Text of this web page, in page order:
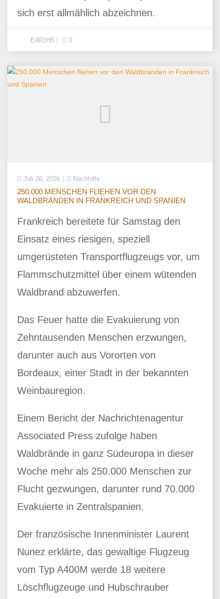
sich erst allmählich abzeichnen.
E4R1H5 0
Juli 26, 2026 Nachhilfe
250.000 MENSCHEN FLIEHEN VOR DEN
WALDBRÄNDEN IN FRANKREICH UND SPANIEN
Frankreich bereitete für Samstag den
Einsatz eines riesigen, speziell
umgerüsteten Transportflugzeugs vor, um
Flammschutzmittel über einem wütenden
Waldbrand abzuwerfen.
Das Feuer hatte die Evakuierung von
Zehntausenden Menschen erzwungen,
darunter auch aus Vororten von
Bordeaux, einer Stadt in der bekannten
Weinbauregion.
Einem Bericht der Nachrichtenagentur
Associated Press zufolge haben
Waldbrände in ganz Südeuropa in dieser
Woche mehr als 250.000 Menschen zur
Flucht gezwungen, darunter rund 70.000
Evakuierte in Zentralspanien.
Der französische Innenminister Laurent
Nunez erklärte, das gewaltige Flugzeug
vom Typ A400M werde 18 weitere
Löschflugzeuge und Hubschrauber